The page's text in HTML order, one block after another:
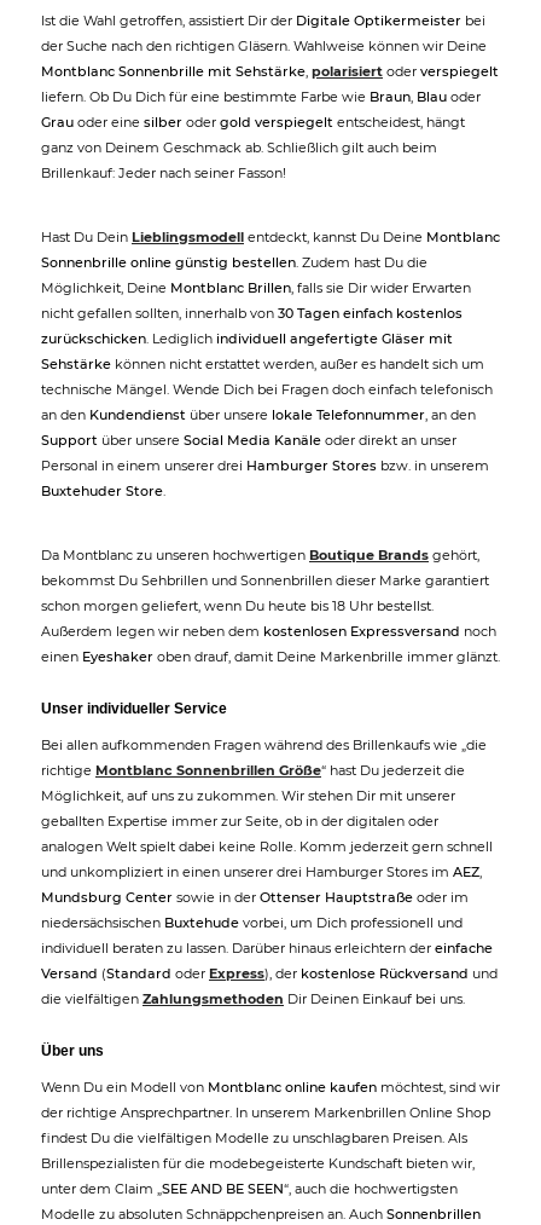
Ist die Wahl getroffen, assistiert Dir der Digitale Optikermeister bei
der Suche nach den richtigen Gläsern. Wahlweise können wir Deine
Montblanc Sonnenbrille mit Sehstärke, polarisiert oder verspiegelt
liefern. Ob Du Dich für eine bestimmte Farbe wie Braun, Blau oder
Grau oder eine silber oder gold verspiegelt entscheidest, hängt
ganz von Deinem Geschmack ab. Schließlich gilt auch beim
Brillenkauf: Jeder nach seiner Fasson!
Hast Du Dein Lieblingsmodell entdeckt, kannst Du Deine Montblanc
Sonnenbrille online günstig bestellen. Zudem hast Du die
Möglichkeit, Deine Montblanc Brillen, falls sie Dir wider Erwarten
nicht gefallen sollten, innerhalb von 30 Tagen einfach kostenlos
zurückschicken. Lediglich individuell angefertigte Gläser mit
Sehstärke können nicht erstattet werden, außer es handelt sich um
technische Mängel. Wende Dich bei Fragen doch einfach telefonisch
an den Kundendienst über unsere lokale Telefonnummer, an den
Support über unsere Social Media Kanäle oder direkt an unser
Personal in einem unserer drei Hamburger Stores bzw. in unserem
Buxtehuder Store.
Da Montblanc zu unseren hochwertigen Boutique Brands gehört,
bekommst Du Sehbrillen und Sonnenbrillen dieser Marke garantiert
schon morgen geliefert, wenn Du heute bis 18 Uhr bestellst.
Außerdem legen wir neben dem kostenlosen Expressversand noch
einen Eyeshaker oben drauf, damit Deine Markenbrille immer glänzt.
Unser individueller Service
Bei allen aufkommenden Fragen während des Brillenkaufs wie „die
richtige Montblanc Sonnenbrillen Größe“ hast Du jederzeit die
Möglichkeit, auf uns zu zukommen. Wir stehen Dir mit unserer
geballten Expertise immer zur Seite, ob in der digitalen oder
analogen Welt spielt dabei keine Rolle. Komm jederzeit gern schnell
und unkompliziert in einen unserer drei Hamburger Stores im AEZ,
Mundsburg Center sowie in der Ottenser Hauptstraße oder im
niedersächsischen Buxtehude vorbei, um Dich professionell und
individuell beraten zu lassen. Darüber hinaus erleichtern der einfache
Versand (Standard oder Express), der kostenlose Rückversand und
die vielfältigen Zahlungsmethoden Dir Deinen Einkauf bei uns.
Über uns
Wenn Du ein Modell von Montblanc online kaufen möchtest, sind wir
der richtige Ansprechpartner. In unserem Markenbrillen Online Shop
findest Du die vielfältigen Modelle zu unschlagbaren Preisen. Als
Brillenspezialisten für die modebegeisterte Kundschaft bieten wir,
unter dem Claim „SEE AND BE SEEN“, auch die hochwertigsten
Modelle zu absoluten Schnäppchenpreisen an. Auch Sonnenbrillen